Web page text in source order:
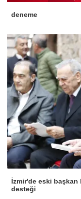
deneme
İzmir'de eski başkan
desteği